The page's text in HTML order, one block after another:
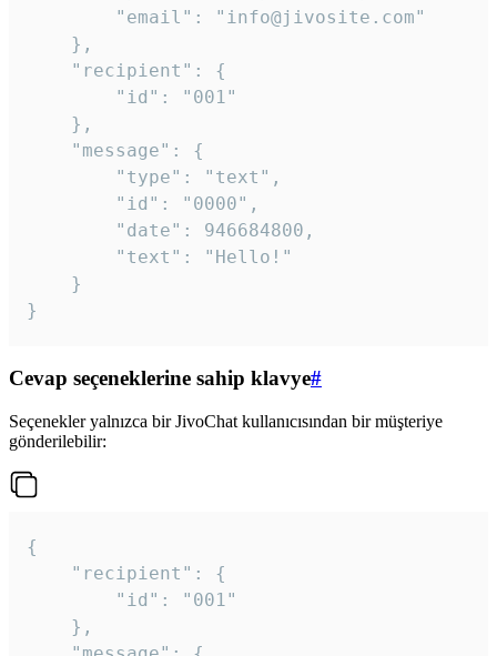
}
Cevap seçeneklerine sahip klavye#
Seçenekler yalnızca bir JivoChat kullanıcısından bir müşteriye
gönderilebilir:
{